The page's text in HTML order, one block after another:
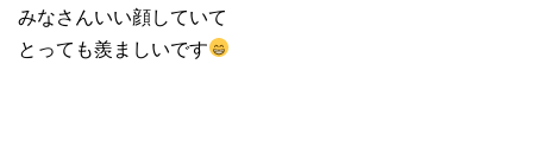
みなさんいい顔していて
とっても羨ましいです